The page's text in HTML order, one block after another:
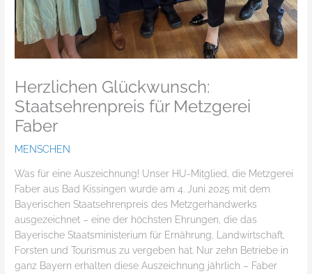
Herzlichen Glückwunsch:
Staatsehrenpreis für Metzgerei
Faber
MENSCHEN
Was für eine Auszeichnung! Unser HU-Mitglied, die Metzgerei
Faber aus Bad Kissingen wurde am 4. Juni 2025 mit dem
Bayerischen Staatsehrenpreis des Metzgerhandwerks
ausgezeichnet – eine der höchsten Ehrungen, die das
Bayerische Staatsministerium für Ernährung, Landwirtschaft,
Forsten und Tourismus zu vergeben hat. Nur zehn Betriebe in
ganz Bayern erhalten diese Auszeichnung jährlich – Faber